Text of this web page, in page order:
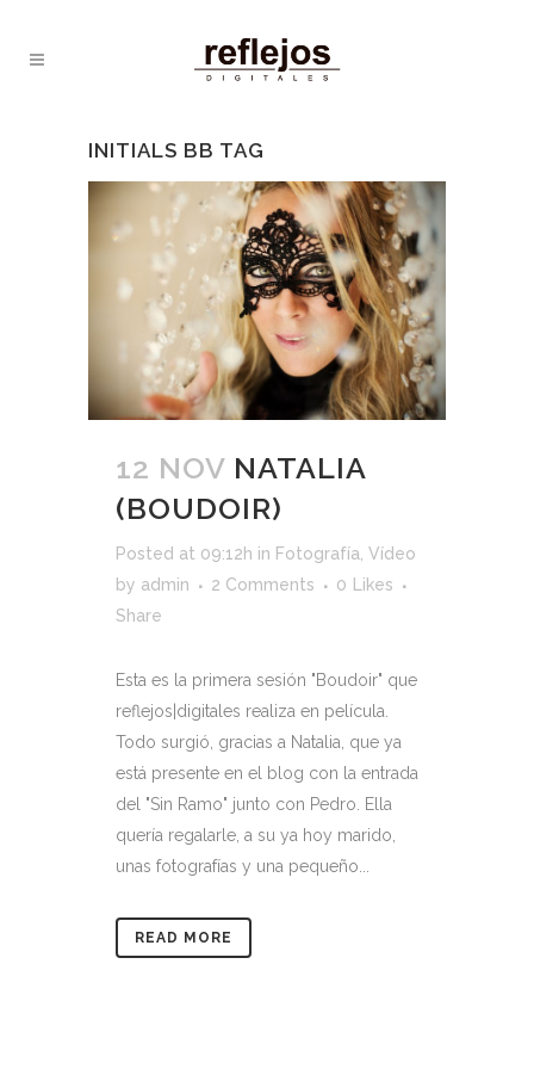
INITIALS BB TAG
12 NOV NATALIA
(BOUDOIR)
Posted at 09:12h in Fotografía Vídeo
by admin 2 Comments 0
Likes
Share
Esta es la primera sesión "Boudoir" que
reflejos|digitales realiza en película.
Todo surgió, gracias a Natalia, que ya
está presente en el blog con la entrada
del "Sin Ramo" junto con Pedro. Ella
quería regalarle, a su ya hoy marido,
unas fotografías y una pequeño...
READ MORE